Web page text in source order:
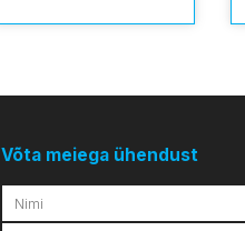
Võta meiega ühendust